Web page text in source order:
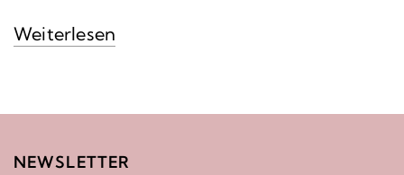
Weiterlesen
NEWSLETTER